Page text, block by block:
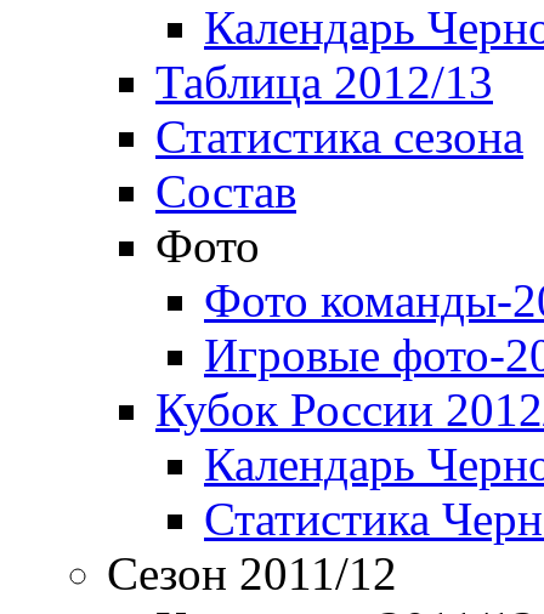
Календарь
Таблица 2012/13
Статистика сезона
Состав
Фото
Фото команды-
Игровые фото-
Кубок России
Календарь
Статистика
Сезон 2011/12